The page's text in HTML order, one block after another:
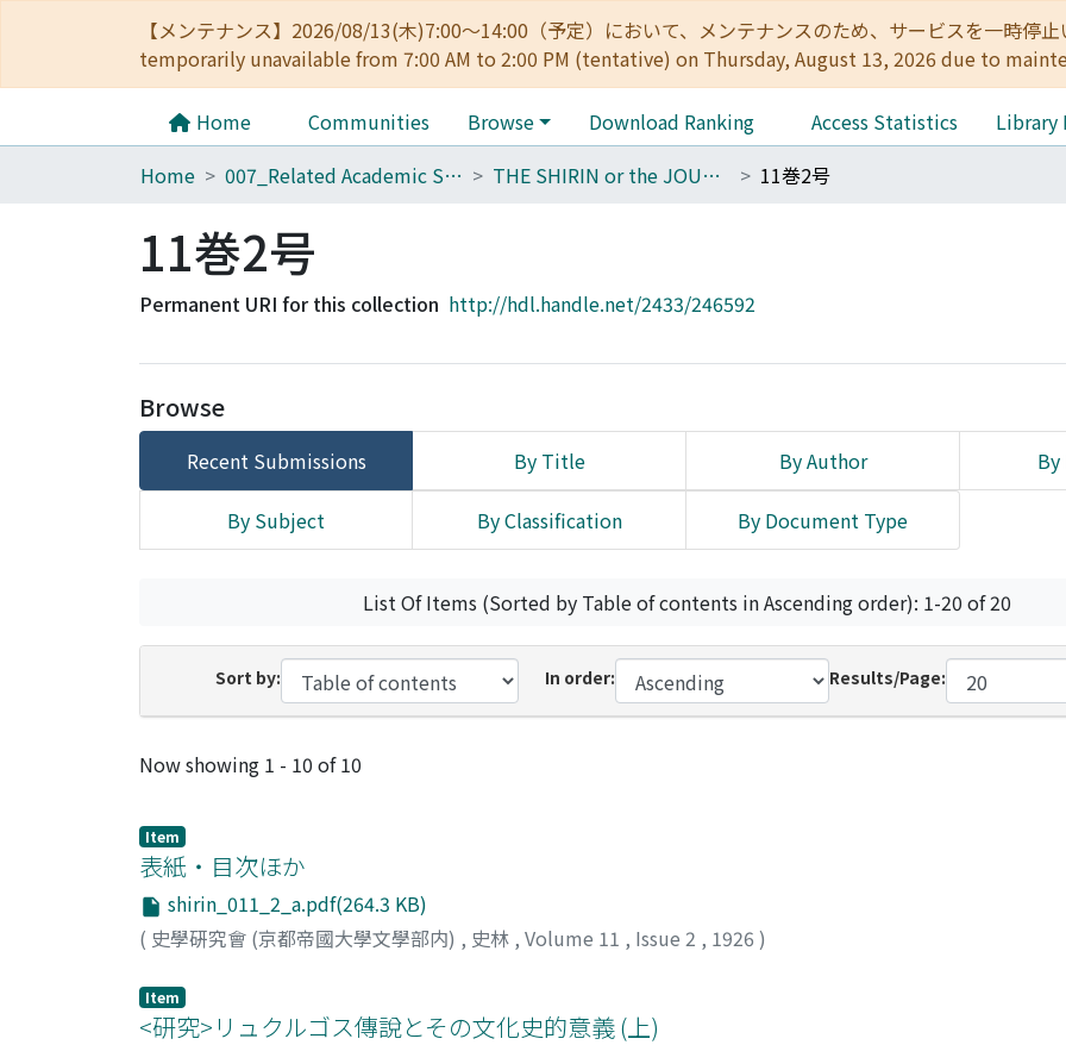
【メンテナンス】2026/08/13(木)7:00～14:00（予定）において、メンテナンスのため、サービスを一時
temporarily unavailable from 7:00 AM to 2:00 PM (tentative) on Thursday, August 13, 2026 due to
Home Communities Browse Download Ranking Access Statistics
Library
Home
007_Related Academic Societies THE SHIRIN or the JOURNAL OF HISTORY 11巻2号
11巻2号
Permanent URI for this collection http://hdl.handle.net/2433/246592
Browse
Recent Submissions By Title By Author By
By Subject By Classification By Document Type
List Of Items (Sorted by Table of contents in Ascending order): 1-20 of 20
Sort by: In order: Results/Page:
Recent Submissions
Now showing 1 - 10 of 10
Item
表紙・目次ほか
shirin_011_2_a.pdf(264.3 KB)
( 史學硏究會 (京都帝國大學文學部内) , 史林 , Volume 11 , Issue 2 , 1926 )
Item
<研究>リュクルゴス傳說とその文化史的意義 (上)